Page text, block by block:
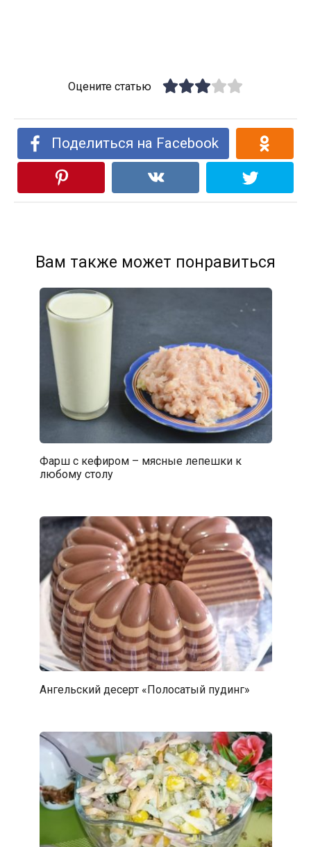
Оцените статью
Поделиться на Facebook
Вам также может понравиться
Фарш с кефиром – мясные лепешки к
любому столу
Ангельский десерт «Полосатый пудинг»